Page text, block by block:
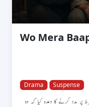
Wo Mera
Drama Suspense
مدد کرنے کا وعدہ کیا کہ وہ